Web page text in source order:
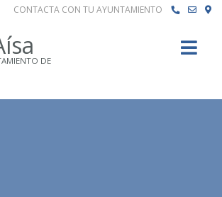
CONTACTA CON TU AYUNTAMIENTO
DE